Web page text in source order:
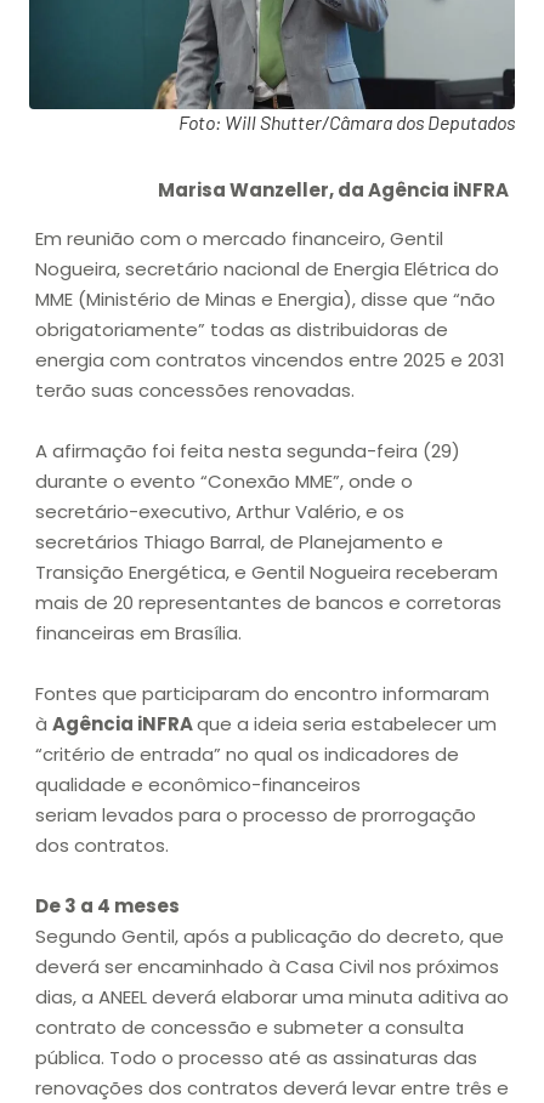
Foto: Will Shutter/Câmara dos Deputados
Marisa Wanzeller, da Agência iNFRA
Em reunião com o mercado financeiro, Gentil
Nogueira, secretário nacional de Energia Elétrica do
MME (Ministério de Minas e Energia), disse que “não
obrigatoriamente” todas as distribuidoras de
energia com contratos vincendos entre 2025 e 2031
terão suas concessões renovadas.
A afirmação foi feita nesta segunda-feira (29)
durante o evento “Conexão MME”, onde o
secretário-executivo, Arthur Valério, e os
secretários Thiago Barral, de Planejamento e
Transição Energética, e Gentil Nogueira receberam
mais de 20 representantes de bancos e corretoras
financeiras em Brasília.
Fontes que participaram do encontro informaram
à Agência iNFRAque a ideia seria estabelecer um
“critério de entrada” no qual os indicadores de
qualidade e econômico-financeiros
seriam levados para o processo de prorrogação
dos contratos.
De 3 a 4 meses
Segundo Gentil, após a publicação do decreto, que
deverá ser encaminhado à Casa Civil nos próximos
dias, a ANEEL deverá elaborar uma minuta aditiva ao
contrato de concessão e submeter a consulta
pública. Todo o processo até as assinaturas das
renovações dos contratos deverá levar entre três e